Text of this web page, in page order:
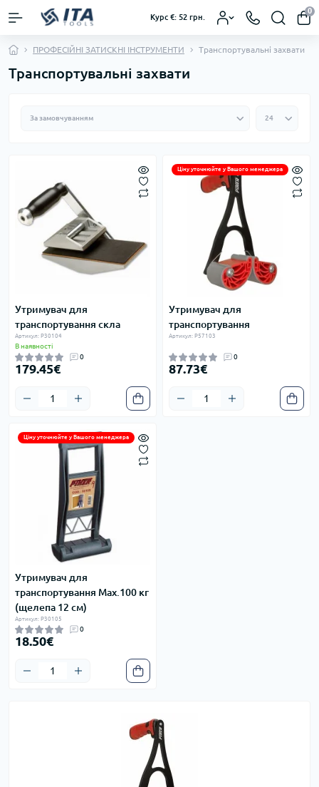
Курс €: 52 грн.
0
ПРОФЕСІЙНІ ЗАТИСКНІ ІНСТРУМЕНТИ Транспортувальні захвати
Транспортувальні захвати
Утримувач для
транспортування скла
Артикул: P30104
В наявності
0
179.45€
Ціну уточнюйте у Вашого менеджера
Утримувач для
транспортування
Артикул: P57103
0
87.73€
Ціну уточнюйте у Вашого менеджера
Утримувач для
транспортування Max.100 кг
(щелепа 12 см)
Артикул: P30105
0
18.50€